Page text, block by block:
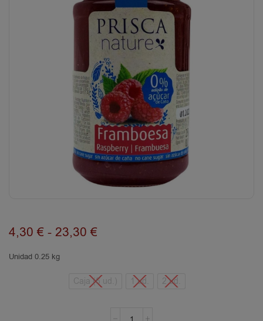
4,30 € - 23,30 €
Unidad 0.25 kg
Caja (6 ud.) 1 ud. 2 ud.